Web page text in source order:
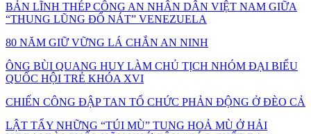
BẢN LĨNH THÉP CÔNG AN NHÂN DÂN VIỆT NAM GIỮA
“THUNG LŨNG ĐỔ NÁT” VENEZUELA
80 NĂM GIỮ VỮNG LÁ CHẮN AN NINH
ÔNG BÙI QUANG HUY LÀM CHỦ TỊCH NHÓM ĐẠI BIỂU
QUỐC HỘI TRẺ KHÓA XVI
CHIẾN CÔNG ĐẬP TAN TỔ CHỨC PHẢN ĐỘNG Ở ĐÈO CẢ
LẬT TẨY NHỮNG “TÚI MÙ” TUNG HOẢ MÙ Ở HẢI